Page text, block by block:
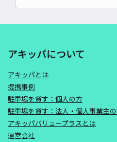
アキッパについて
アキッパとは
提携事例
駐車場を貸す：個人の方
駐車場を貸す：法人・個人事業主
アキッパバリュープラスとは
運営会社